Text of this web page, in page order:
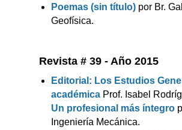
Poemas (sin título) por Br.
Geofísica.
Revista # 39 - Año 2015
Editorial: Los Estudios
académica Prof. Isabel
Un profesional más íntegro
Ingeniería Mecánica.